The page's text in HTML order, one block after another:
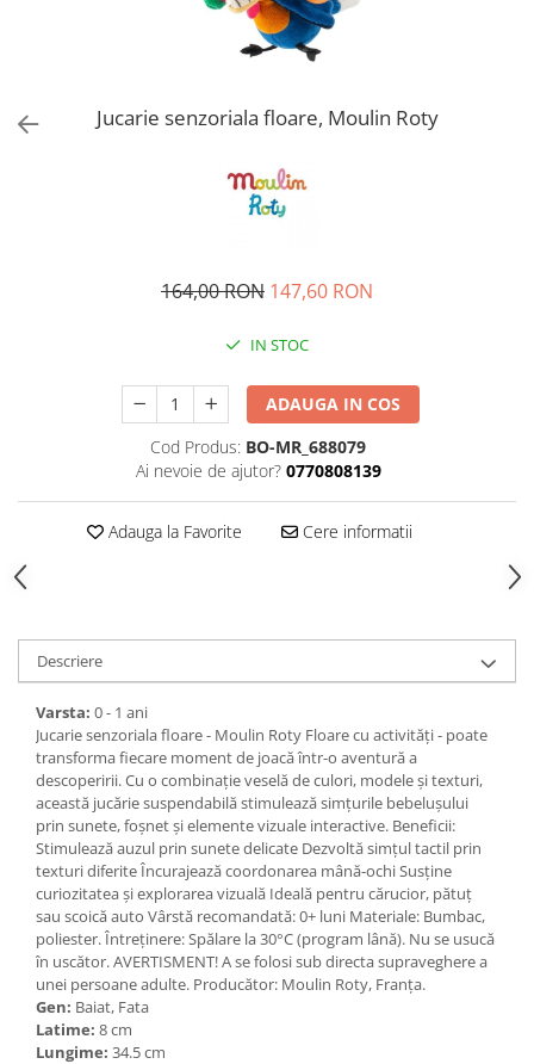
Jucarie senzoriala floare, Moulin Roty
164,00 RON 147,60 RON
IN STOC
ADAUGA IN COS
Cod Produs: BO-MR_688079
Ai nevoie de ajutor? 0770808139
Adauga la Favorite Cere informatii
Descriere
Varsta: 0 - 1 ani
Jucarie senzoriala floare - Moulin Roty Floare cu activități - poate
transforma fiecare moment de joacă într-o aventură a
descoperirii. Cu o combinație veselă de culori, modele și texturi,
această jucărie suspendabilă stimulează simțurile bebelușului
prin sunete, foșnet și elemente vizuale interactive. Beneficii:
Stimulează auzul prin sunete delicate Dezvoltă simțul tactil prin
texturi diferite Încurajează coordonarea mână-ochi Susține
curiozitatea și explorarea vizuală Ideală pentru cărucior, pătuț
sau scoică auto Vârstă recomandată: 0+ luni Materiale: Bumbac,
poliester. Întreținere: Spălare la 30°C (program lână). Nu se usucă
în uscător. AVERTISMENT! A se folosi sub directa supraveghere a
unei persoane adulte. Producător: Moulin Roty, Franța.
Gen: Baiat, Fata
Latime: 8 cm
Lungime: 34.5 cm